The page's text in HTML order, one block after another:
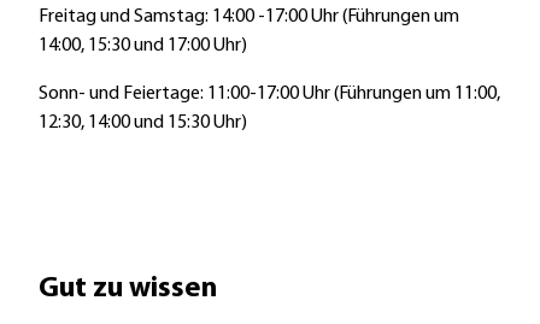
Freitag und Samstag: 14:00 -17:00 Uhr (Führungen um
14:00, 15:30 und 17:00 Uhr)
Sonn- und Feiertage: 11:00-17:00 Uhr (Führungen um 11:00,
12:30, 14:00 und 15:30 Uhr)
Gut zu wissen